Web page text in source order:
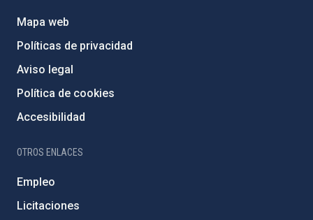
Mapa web
Políticas de privacidad
Aviso legal
Política de cookies
Accesibilidad
OTROS ENLACES
Empleo
Licitaciones